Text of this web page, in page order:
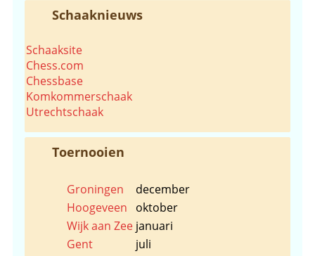
Schaaknieuws
Schaaksite
Chess.com
Chessbase
Komkommerschaak
Utrechtschaak
Toernooien
Groningen
december
Hoogeveen
oktober
Wijk aan Zee januari
Gent
juli